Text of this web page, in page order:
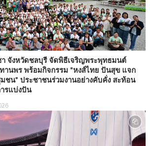
า จังหวัดชลบุรี จัดพิธีเจริญพระพุทธมนต์
านพร พร้อมกิจกรรม "หงส์ไทย ปันสุข แจก
ชน" ประชาชนร่วมงานอย่างคับคั่ง สะท้อน
รแบ่งปัน